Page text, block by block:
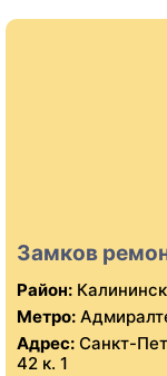
Замков
Район:
Метро:
Адрес: Санкт-
42 к. 1